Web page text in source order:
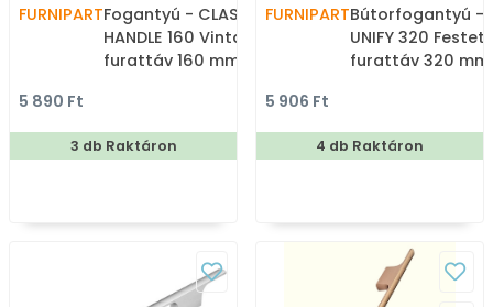
FURNIPARTFogantyú - CLASSIC
HANDLE 160 Vintage -
furattáv 160 mm - Antik
ötvözet - Klasszikus,
vintage, antik fém
bútorfogantyú
5 890 Ft
3 db Raktáron
FURNIPARTBútorfogantyú -
UNIFY 320
furattáv 320
gyártott színes
bútorfogantyú
5 906 Ft
4 db Raktáron